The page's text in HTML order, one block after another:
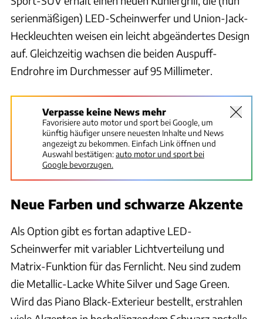
serienmäßigen) LED-Scheinwerfer und Union-Jack-
Heckleuchten weisen ein leicht abgeändertes Design
auf. Gleichzeitig wachsen die beiden Auspuff-
Endrohre im Durchmesser auf 95 Millimeter.
Verpasse keine News mehr
Favorisiere auto motor und sport bei Google, um
künftig häufiger unsere neuesten Inhalte und News
angezeigt zu bekommen. Einfach Link öffnen und
Auswahl bestätigen:auto motor und sport bei
Google bevorzugen.
Neue Farben und schwarze Akzente
Als Option gibt es fortan adaptive LED-
Scheinwerfer mit variabler Lichtverteilung und
Matrix-Funktion für das Fernlicht. Neu sind zudem
die Metallic-Lacke White Silver und Sage Green.
Wird das Piano Black-Exterieur bestellt, erstrahlen